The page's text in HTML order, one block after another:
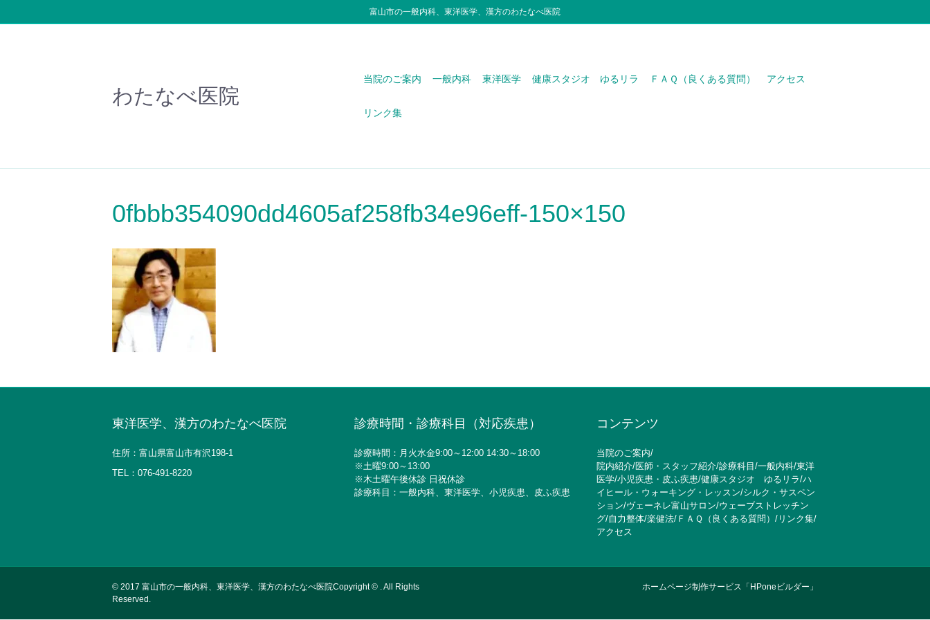
富山市の一般内科、東洋医学、漢方のわたなべ医院
わたなべ医院
当院のご案内 一般内科 東洋医学 健康スタジオ ゆるリラ ＦＡＱ（良くある質問） アクセス
リンク集
0fbbb354090dd4605af258fb34e96eff-150×150
東洋医学、漢方のわたなべ医院
住所：富山県富山市有沢198-1
TEL： 076-491-8220
診療時間・診療科目（対応疾患）
診療時間：月火水金9:00～12:00 14:30～18:00
※土曜9:00～13:00
※木土曜午後休診 日祝休診
診療科目：一般内科、東洋医学、小児疾患、皮ふ疾患
コンテンツ
当院のご案内/
院内紹介/医師・スタッフ紹介/診療科目 /一般内科/東洋
医学/小児疾患・皮ふ疾患/健康スタジオ ゆるリラ/ハ
イヒール・ウォーキング・レッスン/シルク・サスペン
ション/ヴェーネレ富山サロン/ウェーブストレッチン
グ/自力整体/楽健法/ ＦＡＱ（良くある質問） / リンク集/
アクセス
© 2017 富山市の一般内科、東洋医学、漢方のわたなべ医院Copyright © . All Rights
Reserved.
ホームページ制作サービス「HPoneビルダー」